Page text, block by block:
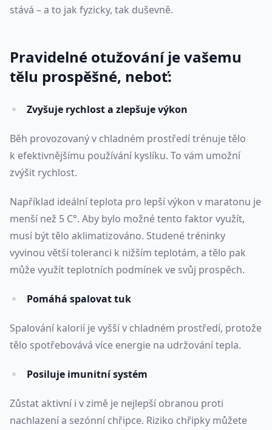
stává – a to jak fyzicky, tak duševně.
Pravidelné otužování je vašemu
tělu prospěšné, neboť:
Zvyšuje rychlost a zlepšuje výkon
Běh provozovaný v chladném prostředí trénuje tělo
k efektivnějšímu používání kyslíku. To vám umožní
zvýšit rychlost.
Například ideální teplota pro lepší výkon v maratonu je
menší než 5 C°. Aby bylo možné tento faktor využít,
musí být tělo aklimatizováno. Studené tréninky
vyvinou větší toleranci k nižším teplotám, a tělo pak
může využít teplotních podmínek ve svůj prospěch.
Pomáhá spalovat tuk
Spalování kalorií je vyšší v chladném prostředí, protože
tělo spotřebovává více energie na udržování tepla.
Posiluje imunitní systém
Zůstat aktivní i v zimě je nejlepší obranou proti
nachlazení a sezónní chřipce. Riziko chřipky můžete